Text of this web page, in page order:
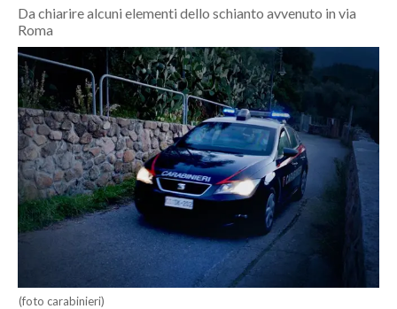
AGENDA
CRONACA
ITALIA
MONDO
POLITICA
ECONOMIA
SERVIZI ALLE IMPRESE
BANDI
Da chiarire alcuni elementi dello schianto avvenuto in via
Roma
(foto carabinieri)